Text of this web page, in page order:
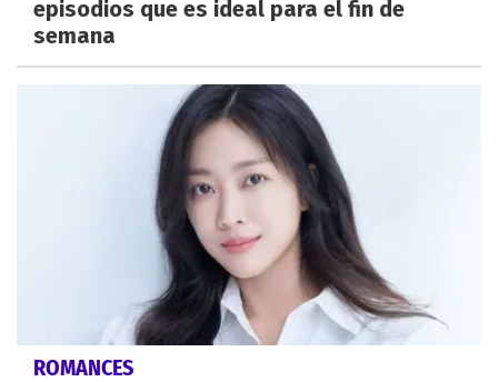
episodios que es ideal para el fin de
semana
ROMANCES